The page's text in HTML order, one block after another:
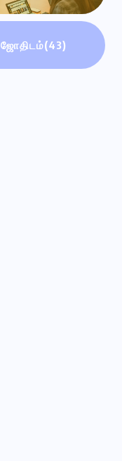
ஜோதிடம்(43)